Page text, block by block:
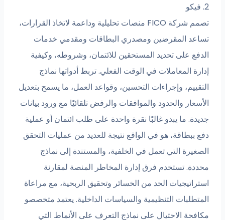
2. فيكو
تصمم شركة FICO منصات تحليلية وداعمة لاتخاذ القرارات،
تساعد المقرضين ومصدري البطاقات ومقدمي خدمات
الدفع على تحديد المستحقين للائتمان، وشروطه، وكيفية
إدارة المعاملات في الوقت الفعلي. تربط أدواتها نماذج
التقييم، وإجراءات التحسين، وقواعد العمل، ما يسمح بتعديل
الأسعار والحدود والموافقات والرفض تلقائيًا مع ورود بيانات
جديدة. ما يبدو غالبًا نقرة واحدة على طلب ائتمان أو عملية
دفع ببطاقة، هو في الواقع نتيجة للعديد من عمليات التحقق
الصغيرة التي تعمل في الخلفية، والمستندة إلى نماذج
محددة. تستخدم فرق إدارة المخاطر المنصة لمقارنة
استراتيجيات الحد من الخسائر وتحقيق الربحية، مع مراعاة
المتطلبات التنظيمية والسياسات الداخلية. يعتمد متخصصو
مكافحة الاحتيال على نماذج التعرف على الأنماط التي